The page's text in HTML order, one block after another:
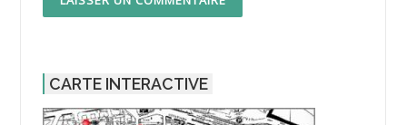
CARTE INTERACTIVE